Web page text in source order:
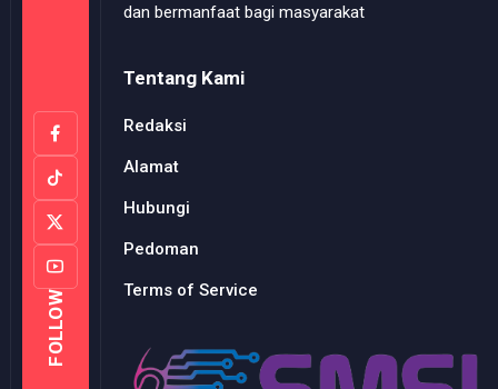
FOLLOW
dan bermanfaat bagi masyarakat
Tentang Kami
Redaksi
Alamat
Hubungi
Pedoman
Terms of Service